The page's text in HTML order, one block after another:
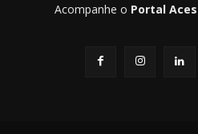
Acompanhe o Portal